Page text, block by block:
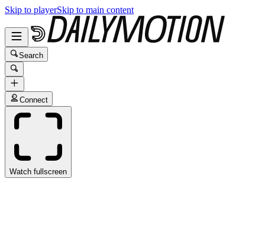
Skip to playerSkip to main content
Search
Connect
Watch fullscreen